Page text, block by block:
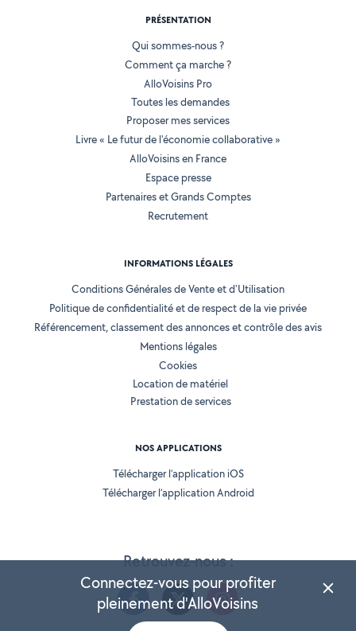
Retrouvez-nous :
PRÉSENTATION
Qui sommes-nous ?
Comment ça marche ?
AlloVoisins Pro
Toutes les demandes
Proposer mes services
Livre « Le futur de l'économie collaborative »
AlloVoisins en France
Espace presse
Partenaires et Grands Comptes
Recrutement
INFORMATIONS LÉGALES
Conditions Générales de Vente et d'Utilisation
Politique de confidentialité et de respect de la vie privée
Référencement, classement des annonces et contrôle des avis
Mentions légales
Cookies
Location de matériel
Prestation de services
NOS APPLICATIONS
Télécharger l’application iOS
Télécharger l’application Android
Connectez-vous pour profiter
pleinement d'AlloVoisins